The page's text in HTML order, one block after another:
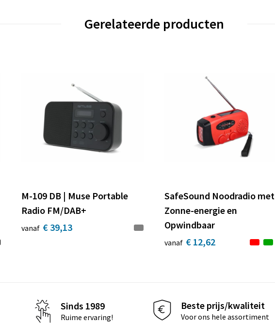
Gerelateerde producten
M-109 DB | Muse Portable
Radio FM/DAB+
vanaf € 39,13
SafeSound Noodradio met
Zonne-energie en
Opwindbaar
vanaf € 12,62
Sinds 1989
Ruime ervaring!
Beste prijs/kwaliteit
Voor ons hele assortiment